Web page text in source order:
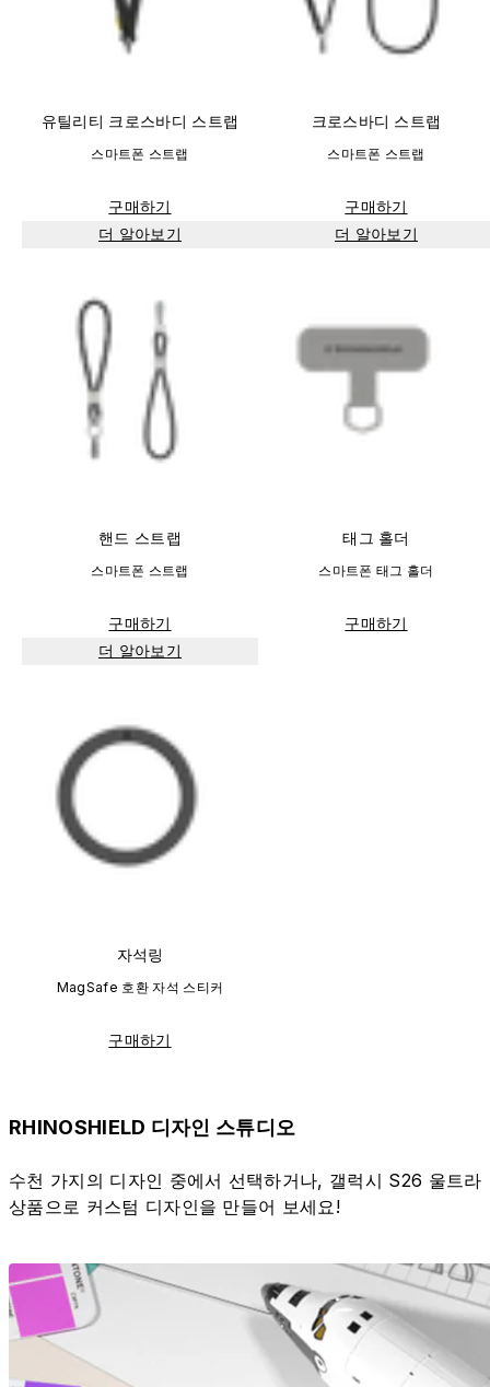
유틸리티 크로스바디 스트랩
스마트폰 스트랩
구매하기
더 알아보기
크로스바디 스트랩
스마트폰 스트랩
구매하기
더 알아보기
핸드 스트랩
스마트폰 스트랩
구매하기
더 알아보기
태그 홀더
스마트폰 태그 홀더
구매하기
자석링
MagSafe 호환 자석 스티커
구매하기
RHINOSHIELD 디자인 스튜디오
수천 가지의 디자인 중에서 선택하거나, 갤럭시 S26 울트라
상품으로 커스텀 디자인을 만들어 보세요!